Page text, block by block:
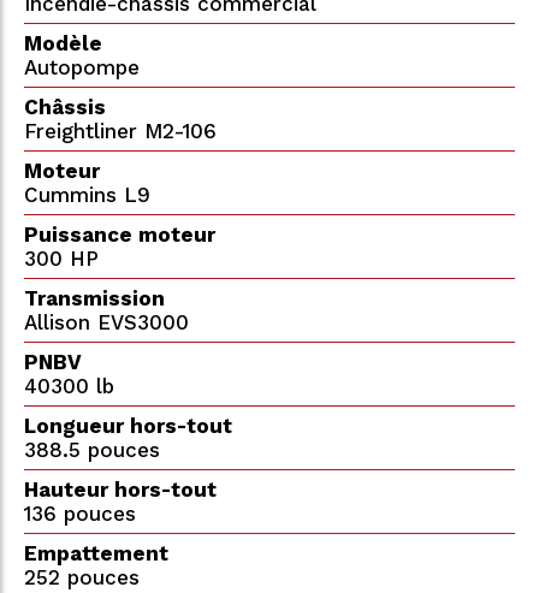
Modèle
Autopompe
Châssis
Freightliner M2-106
Moteur
Cummins L9
Puissance moteur
300 HP
Transmission
Allison EVS3000
PNBV
40300 lb
Longueur hors-tout
388.5 pouces
Hauteur hors-tout
136 pouces
Empattement
252 pouces